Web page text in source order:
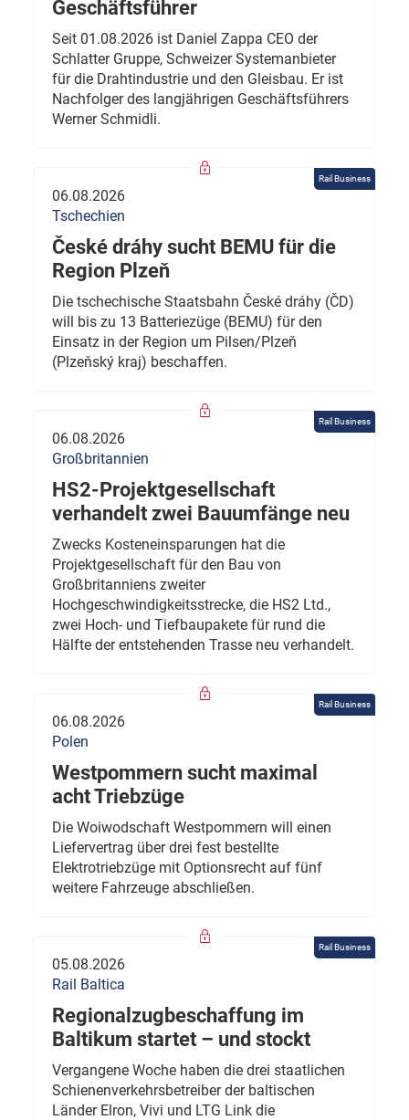
Geschäftsführer
Seit 01.08.2026 ist Daniel Zappa CEO der
Schlatter Gruppe, Schweizer Systemanbieter
für die Drahtindustrie und den Gleisbau. Er ist
Nachfolger des langjährigen Geschäftsführers
Werner Schmidli.
Rail Business
06.08.2026
Tschechien
České dráhy sucht BEMU für die
Region Plzeň
Die tschechische Staatsbahn České dráhy (ČD)
will bis zu 13 Batteriezüge (BEMU) für den
Einsatz in der Region um Pilsen/Plzeň
(Plzeňský kraj) beschaffen.
Rail Business
06.08.2026
Großbritannien
HS2-Projektgesellschaft
verhandelt zwei Bauumfänge neu
Zwecks Kosteneinsparungen hat die
Projektgesellschaft für den Bau von
Großbritanniens zweiter
Hochgeschwindigkeitsstrecke, die HS2 Ltd.,
zwei Hoch- und Tiefbaupakete für rund die
Hälfte der entstehenden Trasse neu verhandelt.
Rail Business
06.08.2026
Polen
Westpommern sucht maximal
acht Triebzüge
Die Woiwodschaft Westpommern will einen
Liefervertrag über drei fest bestellte
Elektrotriebzüge mit Optionsrecht auf fünf
weitere Fahrzeuge abschließen.
Rail Business
05.08.2026
Rail Baltica
Regionalzugbeschaffung im
Baltikum startet – und stockt
Vergangene Woche haben die drei staatlichen
Schienenverkehrsbetreiber der baltischen
Länder Elron, Vivi und LTG Link die